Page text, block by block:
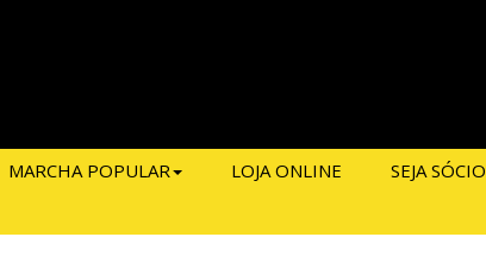
MARCHA POPULAR LOJA ONLINE
SEJA SÓCIO